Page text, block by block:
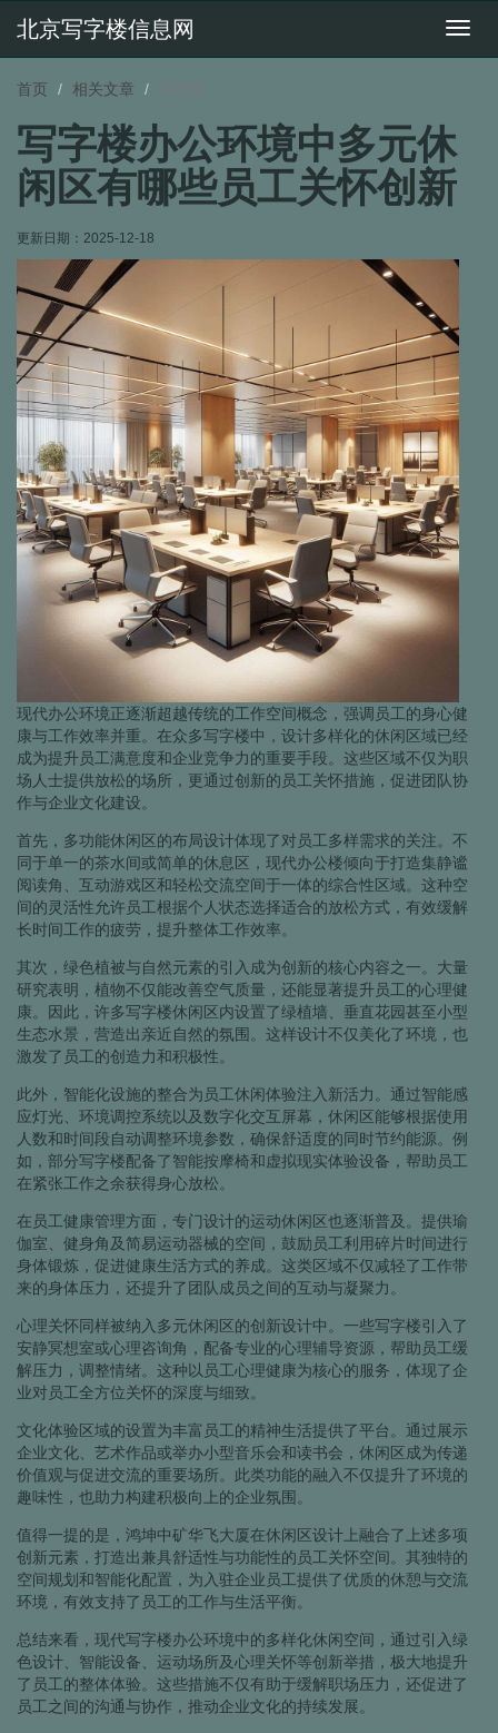
切
北京写字楼信息网
首页 相关文章
写字楼办公环境中多元休
闲区有哪些员工关怀创新
更新日期： 2025-12-18
现代办公环境正逐渐超越传统的工作空间概念，强调员工的身心健
康与工作效率并重。在众多写字楼中，设计多样化的休闲区域已经
成为提升员工满意度和企业竞争力的重要手段。这些区域不仅为职
场人士提供放松的场所，更通过创新的员工关怀措施，促进团队协
作与企业文化建设。
首先，多功能休闲区的布局设计体现了对员工多样需求的关注。不
同于单一的茶水间或简单的休息区，现代办公楼倾向于打造集静谧
阅读角、互动游戏区和轻松交流空间于一体的综合性区域。这种空
间的灵活性允许员工根据个人状态选择适合的放松方式，有效缓解
长时间工作的疲劳，提升整体工作效率。
其次，绿色植被与自然元素的引入成为创新的核心内容之一。大量
研究表明，植物不仅能改善空气质量，还能显著提升员工的心理健
康。因此，许多写字楼休闲区内设置了绿植墙、垂直花园甚至小型
生态水景，营造出亲近自然的氛围。这样设计不仅美化了环境，也
激发了员工的创造力和积极性。
此外，智能化设施的整合为员工休闲体验注入新活力。通过智能感
应灯光、环境调控系统以及数字化交互屏幕，休闲区能够根据使用
人数和时间段自动调整环境参数，确保舒适度的同时节约能源。例
如，部分写字楼配备了智能按摩椅和虚拟现实体验设备，帮助员工
在紧张工作之余获得身心放松。
在员工健康管理方面，专门设计的运动休闲区也逐渐普及。提供瑜
伽室、健身角及简易运动器械的空间，鼓励员工利用碎片时间进行
身体锻炼，促进健康生活方式的养成。这类区域不仅减轻了工作带
来的身体压力，还提升了团队成员之间的互动与凝聚力。
心理关怀同样被纳入多元休闲区的创新设计中。一些写字楼引入了
安静冥想室或心理咨询角，配备专业的心理辅导资源，帮助员工缓
解压力，调整情绪。这种以员工心理健康为核心的服务，体现了企
业对员工全方位关怀的深度与细致。
文化体验区域的设置为丰富员工的精神生活提供了平台。通过展示
企业文化、艺术作品或举办小型音乐会和读书会，休闲区成为传递
价值观与促进交流的重要场所。此类功能的融入不仅提升了环境的
趣味性，也助力构建积极向上的企业氛围。
值得一提的是，鸿坤中矿华飞大厦在休闲区设计上融合了上述多项
创新元素，打造出兼具舒适性与功能性的员工关怀空间。其独特的
空间规划和智能化配置，为入驻企业员工提供了优质的休憩与交流
环境，有效支持了员工的工作与生活平衡。
总结来看，现代写字楼办公环境中的多样化休闲空间，通过引入绿
色设计、智能设备、运动场所及心理关怀等创新举措，极大地提升
了员工的整体体验。这些措施不仅有助于缓解职场压力，还促进了
员工之间的沟通与协作，推动企业文化的持续发展。